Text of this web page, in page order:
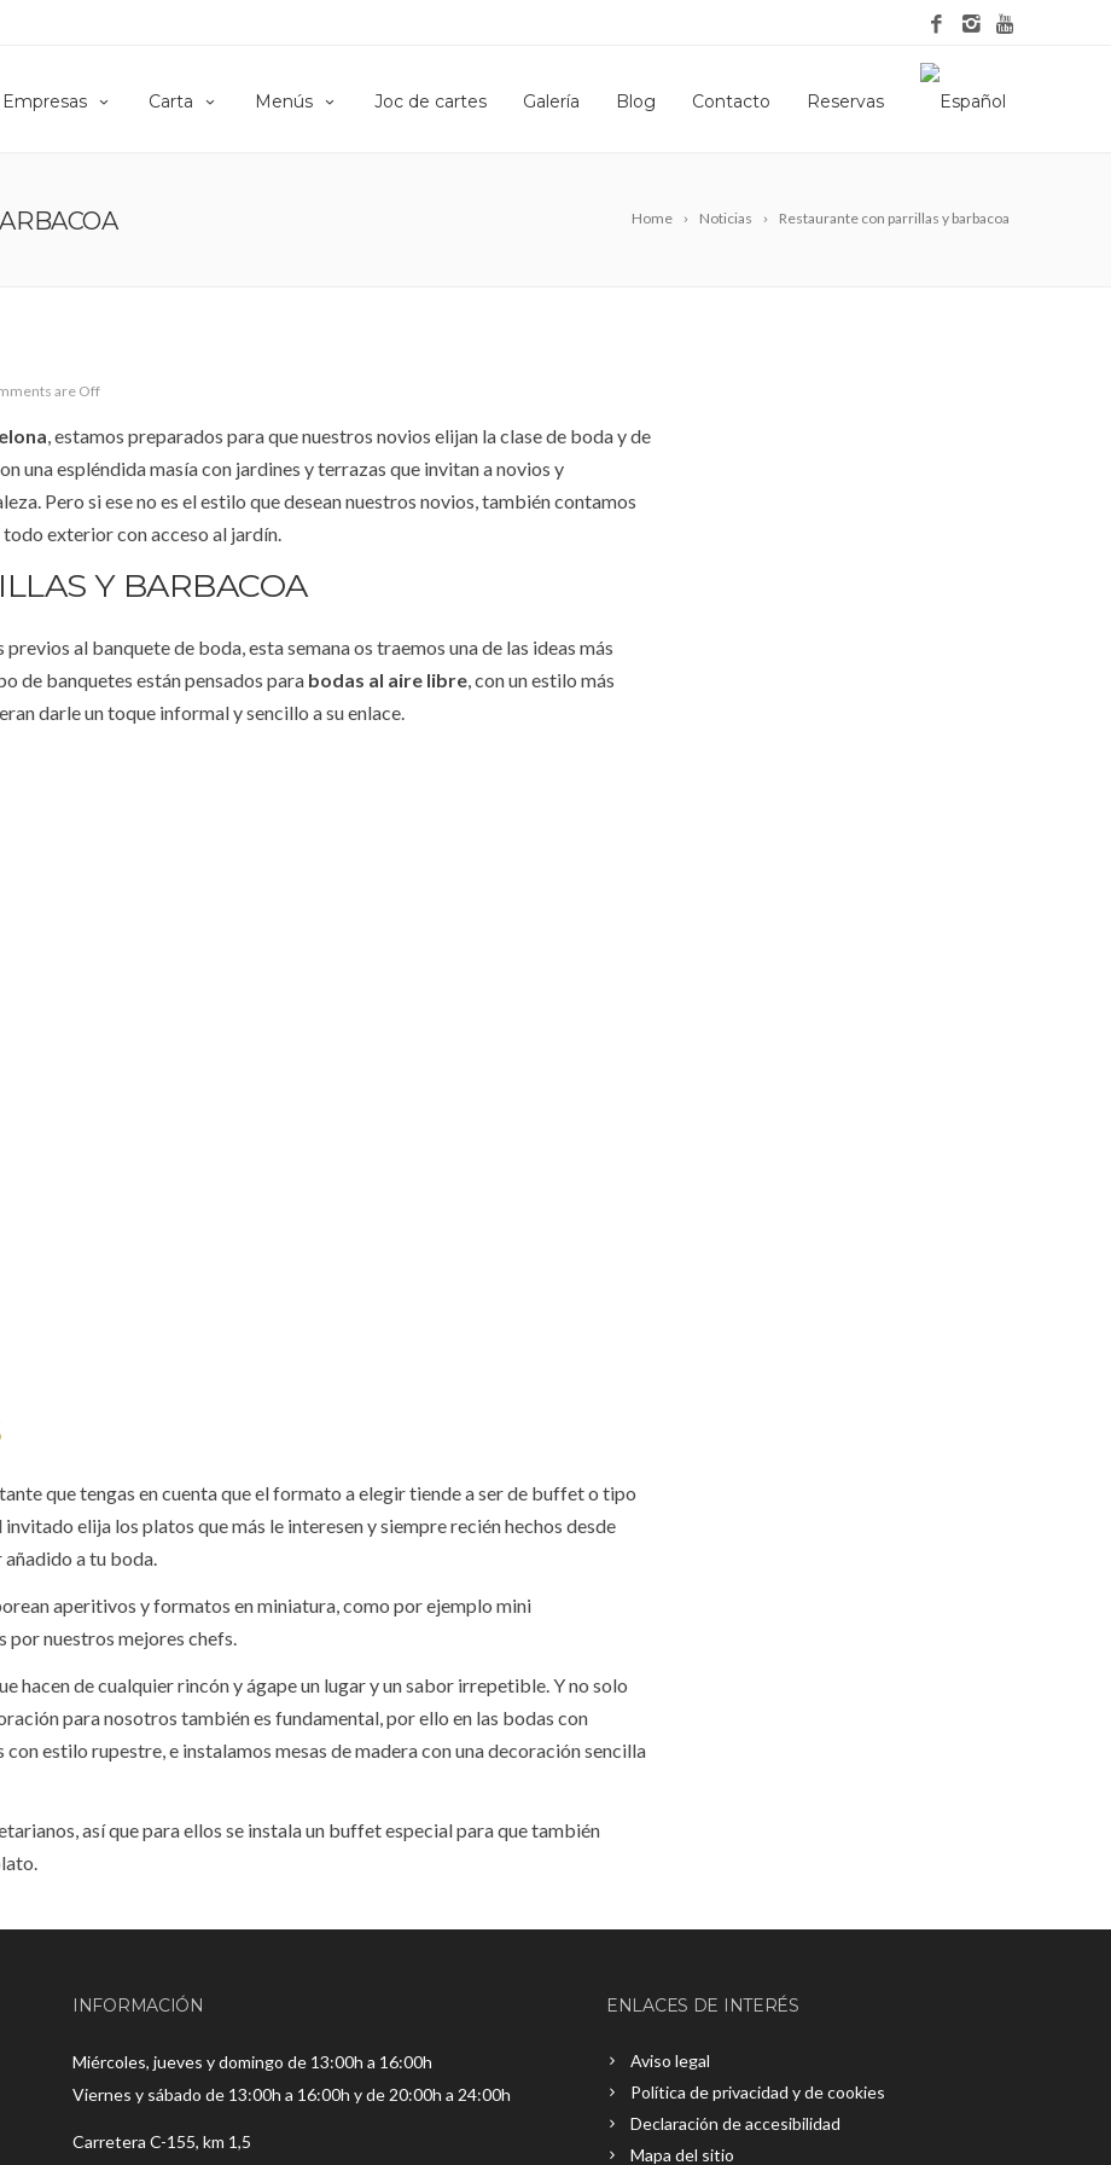
Empresas Carta Menús Joc de cartes Galería Blog Contacto Reservas
Home Noticias Restaurante con parrillas y barbacoa
are Off
, estamos preparados para que nuestros novios elijan la clase de boda y de
una espléndida masía con jardines y terrazas que invitan a novios y
Pero si ese no es el estilo que desean nuestros novios, también contamos
exterior con acceso al jardín.
Y BARBACOA
al banquete de boda, esta semana os traemos una de las ideas más
de banquetes están pensados para bodas al aire libre, con un estilo más
darle un toque informal y sencillo a su enlace.
que tengas en cuenta que el formato a elegir tiende a ser de buffet o tipo
elija los platos que más le interesen y siempre recién hechos desde
a tu boda.
aperitivos y formatos en miniatura, como por ejemplo mini
por nuestros mejores chefs.
hacen de cualquier rincón y ágape un lugar y un sabor irrepetible. Y no solo
para nosotros también es fundamental, por ello en las bodas con
estilo rupestre, e instalamos mesas de madera con una decoración sencilla
así que para ellos se instala un buffet especial para que también
INFORMACIÓN
Miércoles, jueves y domingo de 13:00h a 16:00h
Viernes y sábado de 13:00h a 16:00h y de 20:00h a 24:00h
Carretera C-155, km 1,5
ENLACES DE INTERÉS
Aviso legal
Política de privacidad y de cookies
Declaración de accesibilidad
Mapa del sitio